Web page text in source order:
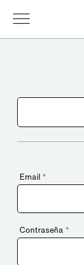
Email *
Contraseña *